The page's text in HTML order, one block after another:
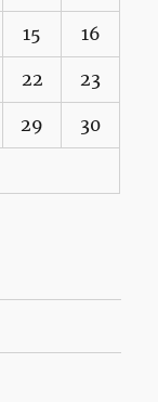
15 16
22 23
29 30